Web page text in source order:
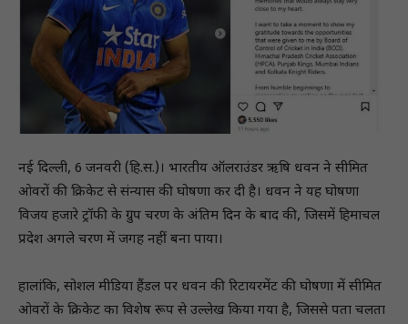
नई दिल्ली, 6 जनवरी (हि.स.)। भारतीय ऑलराउंडर ऋषि धवन ने सीमित
ओवरों की क्रिकेट से संन्यास की घोषणा कर दी है। धवन ने यह घोषणा
विजय हजारे ट्रॉफी के ग्रुप चरण के अंतिम दिन के बाद की, जिसमें हिमाचल
प्रदेश अगले चरण में जगह नहीं बना पाया।
हालांकि, सोशल मीडिया हैंडल पर धवन की रिटायरमेंट की घोषणा में सीमित
ओवरों के क्रिकेट का विशेष रूप से उल्लेख किया गया है, जिससे पता चलता